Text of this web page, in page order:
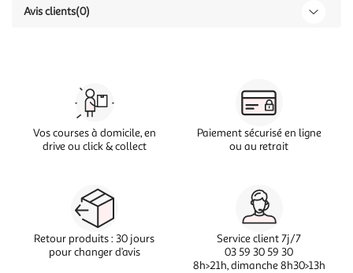
Avis clients(0)
Vos courses à domicile, en
drive ou click & collect
Paiement sécurisé en ligne
ou au retrait
Retour produits : 30 jours
pour changer d’avis
Service client 7j/7
03 59 30 59 30
8h>21h, dimanche 8h30>13h